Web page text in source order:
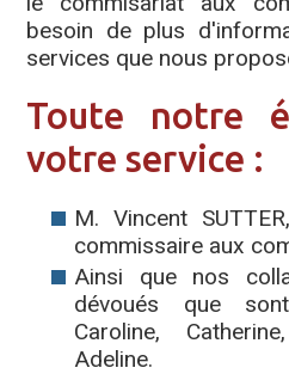
besoin de plus
services que nous
Toute notre
votre service :
M. Vincent
commissaire aux
Ainsi que nos
dévoués que
Caroline,
Adeline.